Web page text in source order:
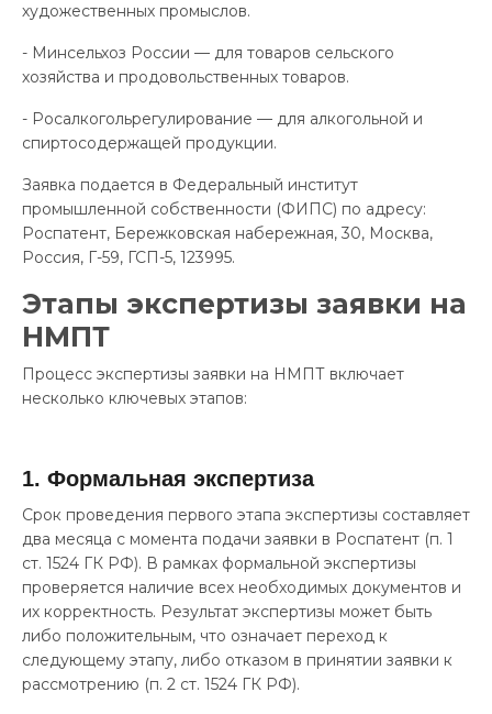
художественных промыслов.
- Минсельхоз России — для товаров сельского
хозяйства и продовольственных товаров.
- Росалкогольрегулирование — для алкогольной и
спиртосодержащей продукции.
Заявка подается в Федеральный институт
промышленной собственности (ФИПС) по адресу:
Роспатент, Бережковская набережная, 30, Москва,
Россия, Г-59, ГСП-5, 123995.
Этапы экспертизы заявки на
НМПТ
Процесс экспертизы заявки на НМПТ включает
несколько ключевых этапов:
1. Формальная экспертиза
Срок проведения первого этапа экспертизы составляет
два месяца с момента подачи заявки в Роспатент (п. 1
ст. 1524 ГК РФ). В рамках формальной экспертизы
проверяется наличие всех необходимых документов и
их корректность. Результат экспертизы может быть
либо положительным, что означает переход к
следующему этапу, либо отказом в принятии заявки к
рассмотрению (п. 2 ст. 1524 ГК РФ).